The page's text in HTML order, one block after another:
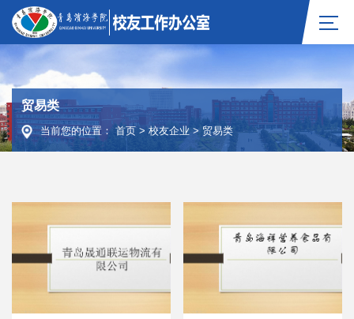
贸易类
当前您的位置：首页>校友企业> 贸易类